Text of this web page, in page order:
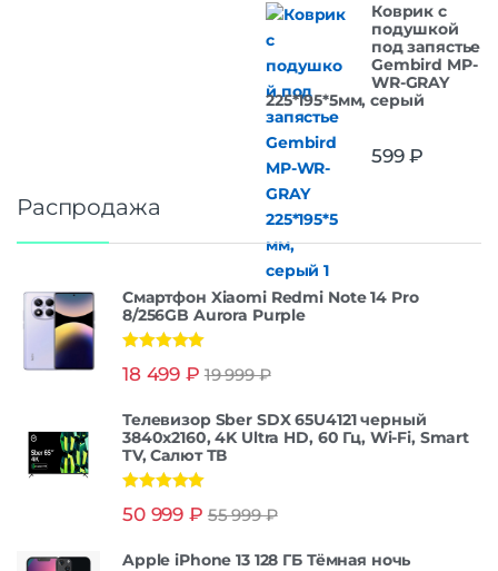
Коврик с
подушкой
под запястье
Gembird MP-
WR-GRAY
225*195*5мм, серый
599₽
Распродажа
Смартфон Xiaomi Redmi Note 14 Pro
8/256GB Aurora Purple
из 5
18 499 ₽ 19 999₽
Телевизор Sber SDX 65U4121 черный
3840x2160, 4K Ultra HD, 60 Гц, Wi-Fi, Smart
TV, Салют ТВ
из 5
50 999 ₽ 55 999₽
Apple iPhone 13 128 ГБ Тёмная ночь